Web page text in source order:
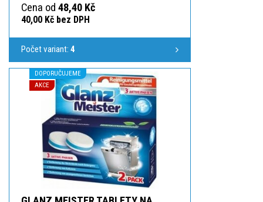
Cena od 48,40 Kč
40,00 Kč bez DPH
Počet variant: 4
DOPORUČUJEME
AKCE